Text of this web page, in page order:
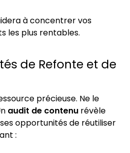
à concentrer vos
les plus rentables.
de Refonte et de
précieuse. Ne le
audit de contenurévèle
opportunités de réutiliser
: